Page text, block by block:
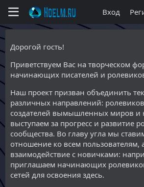
Вход
Дорогой гость!
Приветствуем Вас на творческом
начинающих писателей и
Наш проект призван объединить
различных направлений:
создателей вымышленных миров и
выступаем за прогресс и развитие
сообщества. Во главу угла мы
отношение ко всем пользователям,
взаимодействие с новичками:
приглашаем начинающих
сетей для освоения здесь.